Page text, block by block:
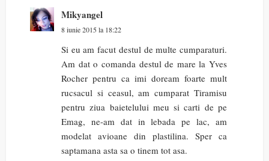
Mikyangel
8 iunie 2015 la 18:22
Si eu am facut destul de multe cumparaturi.
Am dat o comanda destul de mare la Yves
Rocher pentru ca imi doream foarte mult
rucsacul si ceasul, am cumparat Tiramisu
pentru ziua baietelului meu si carti de pe
Emag, ne-am dat in lebada pe lac, am
modelat avioane din plastilina. Sper ca
saptamana asta sa o tinem tot asa.